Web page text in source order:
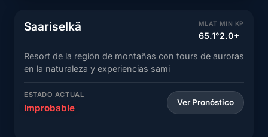
Saariselkä MLAT
65.1°
MIN KP
2.0+
Resort de la región de montañas con tours de auroras
en la naturaleza y experiencias sami
ESTADO ACTUAL
Improbable Ver Pronóstico